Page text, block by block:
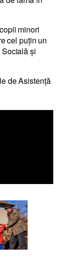
minori
cel puțin un
și
de Asistență